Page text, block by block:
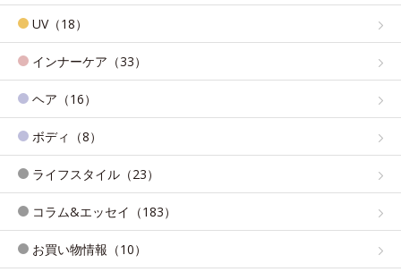
UV（18）
インナーケア（33）
ヘア（16）
ボディ（8）
ライフスタイル（23）
コラム&エッセイ（183）
お買い物情報（10）